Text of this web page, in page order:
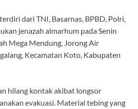
dari TNI, Basarnas, BPBD, Polri,
jenazah almarhum pada Senin
Mega Mendung, Jorong Air
Kecamatan Koto, Kabupaten
hilang kontak akibat longsor
evakuasi. Material tebing yang